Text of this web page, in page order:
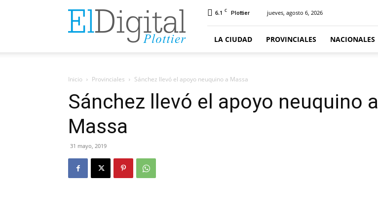
ElDigitalPlottier
6.1 C Plottier jueves, agosto 6, 2026
LA CIUDAD PROVINCIALES NACIONALES
Inicio Provinciales Sánchez llevó el apoyo neuquino a Massa
Sánchez llevó el apoyo neuquino a
Massa
31 mayo, 2019